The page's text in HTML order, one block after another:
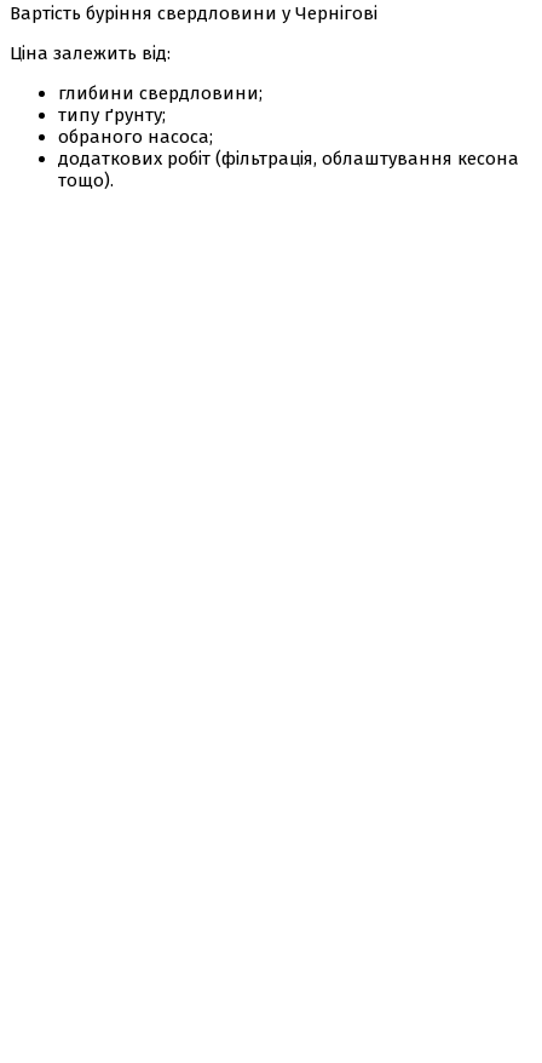
Вартість буріння свердловини у Чернігові
Ціна залежить від:
глибини свердловини;
типу ґрунту;
обраного насоса;
додаткових робіт (фільтрація, облаштування кесона
тощо).